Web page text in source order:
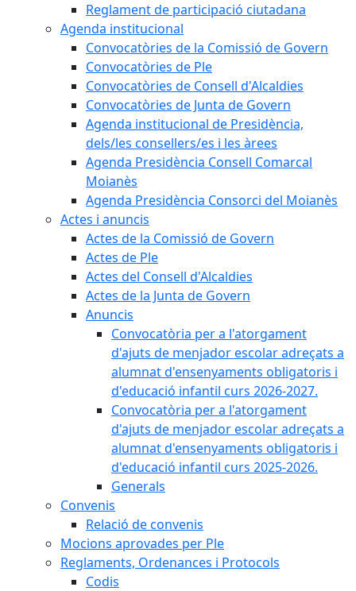
Reglament de participació ciutadana
Agenda institucional
Convocatòries de la Comissió de Govern
Convocatòries de Ple
Convocatòries de Consell d'Alcaldies
Convocatòries de Junta de Govern
Agenda institucional de Presidència,
dels/les consellers/es i les àrees
Agenda Presidència Consell Comarcal
Moianès
Agenda Presidència Consorci del Moianès
Actes i anuncis
Actes de la Comissió de Govern
Actes de Ple
Actes del Consell d'Alcaldies
Actes de la Junta de Govern
Anuncis
Convocatòria per a l'atorgament
d'ajuts de menjador escolar adreçats a
alumnat d'ensenyaments obligatoris i
d'educació infantil curs 2026-2027.
Convocatòria per a l'atorgament
d'ajuts de menjador escolar adreçats a
alumnat d'ensenyaments obligatoris i
d'educació infantil curs 2025-2026.
Generals
Convenis
Relació de convenis
Mocions aprovades per Ple
Reglaments, Ordenances i Protocols
Codis